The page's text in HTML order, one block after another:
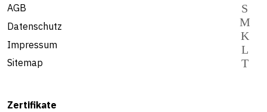
AGB
Datenschutz
Impressum
Sitemap
Zertifikate